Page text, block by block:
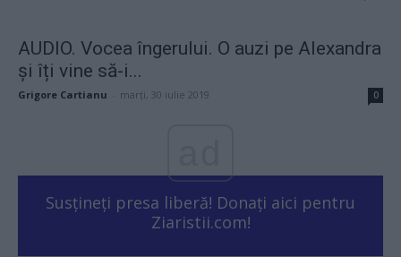
AUDIO. Vocea îngerului. O auzi pe Alexandra
și îți vine să-i...
Grigore Cartianu marți, 30 iulie 2019 0
Susțineți presa liberă! Donați aici pentru
Ziaristii.com!